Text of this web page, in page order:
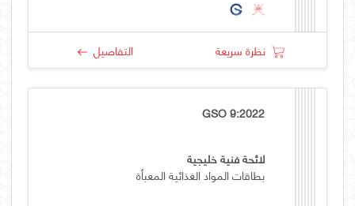
نظرة سريعة التفاصيل
GSO 9:2022
لائحة فنية خليجية
بطاقات المواد الغذائية المعبأة